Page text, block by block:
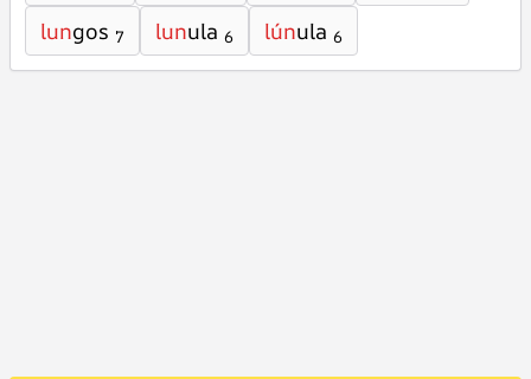
lungos 7 lunula 6 lúnula 6